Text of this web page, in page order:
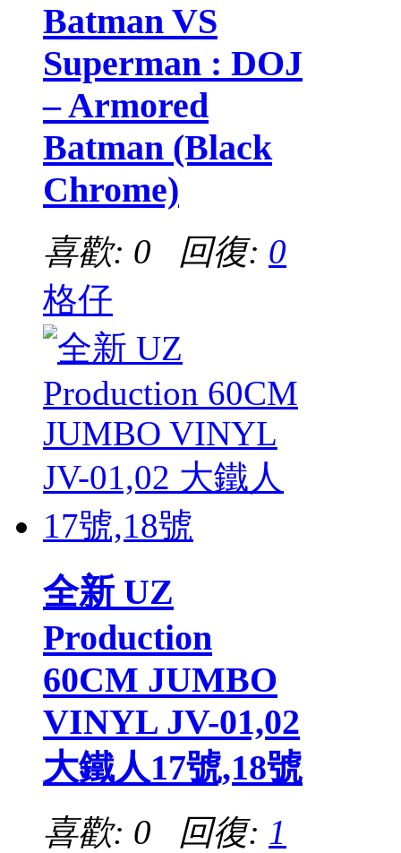
Batman VS
Superman : DOJ
– Armored
Batman (Black
Chrome)
喜歡: 0 回復: 0
格仔
全新 UZ
Production
60CM JUMBO
VINYL JV-01,02
大鐵人17號,18號
喜歡: 0 回復: 1